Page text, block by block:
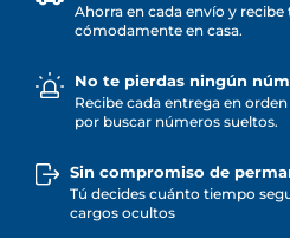
Ahorra en cada envío y
cómodamente en casa.
No te pierdas ningún
Recibe cada entrega en
por buscar números sueltos.
Sin compromiso de
Tú decides cuánto tiempo
cargos ocultos